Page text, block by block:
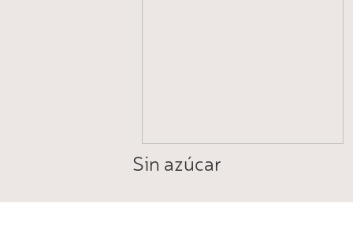
Sin azúcar